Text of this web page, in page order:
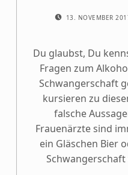
13. NOVEMBER
Du glaubst, Du
Fragen zum
Schwangerschaft
kursieren zu
falsche
Frauenärzte sind
ein Gläschen Bier